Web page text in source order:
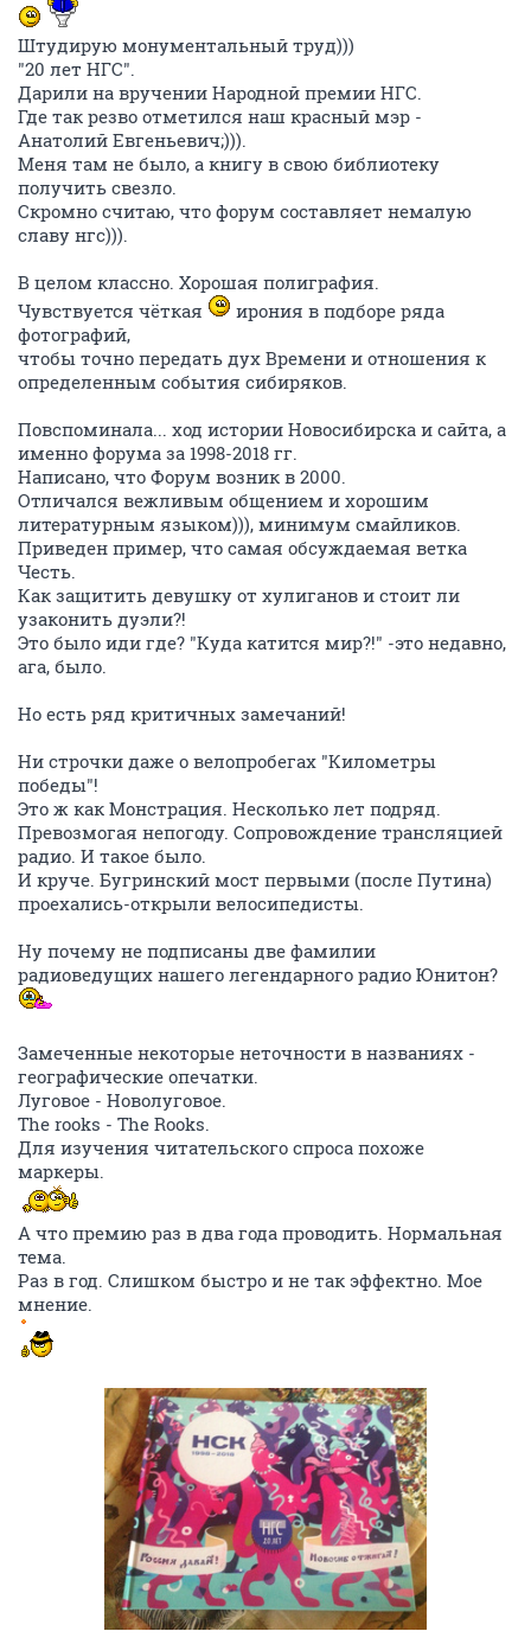
Штудирую монументальный труд)))
"20 лет НГС".
Дарили на вручении Народной премии НГС.
Где так резво отметился наш красный мэр -
Анатолий Евгеньевич;))).
Меня там не было, а книгу в свою библиотеку
получить свезло.
Скромно считаю, что форум составляет немалую
славу нгс))).
В целом классно. Хорошая полиграфия.
Чувствуется чёткая
ирония в подборе ряда
фотографий,
чтобы точно передать дух Времени и отношения к
определенным события сибиряков.
Повспоминала... ход истории Новосибирска и сайта, а
именно форума за 1998-2018 гг.
Написано, что Форум возник в 2000.
Отличался вежливым общением и хорошим
литературным языком))), минимум смайликов.
Приведен пример, что самая обсуждаемая ветка
Честь.
Как защитить девушку от хулиганов и стоит ли
узаконить дуэли?!
Это было иди где? "Куда катится мир?!" -это недавно,
ага, было.
Но есть ряд критичных замечаний!
Ни строчки даже о велопробегах "Километры
победы"!
Это ж как Монстрация. Несколько лет подряд.
Превозмогая непогоду. Сопровождение трансляцией
радио. И такое было.
И круче. Бугринский мост первыми (после Путина)
проехались-открыли велосипедисты.
Ну почему не подписаны две фамилии
радиоведущих нашего легендарного радио Юнитон?
Замеченные некоторые неточности в названиях -
географические опечатки.
Луговое - Новолуговое.
The rooks - The Rooks.
Для изучения читательского спроса похоже
маркеры.
А что премию раз в два года проводить. Нормальная
тема.
Раз в год. Слишком быстро и не так эффектно. Мое
мнение.